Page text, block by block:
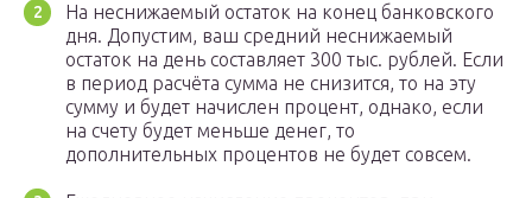
На неснижаемый остаток на конец банковского
дня. Допустим, ваш средний неснижаемый
остаток на день составляет 300 тыс. рублей. Если
в период расчёта сумма не снизится, то на эту
сумму и будет начислен процент, однако, если
на счету будет меньше денег, то
дополнительных процентов не будет совсем.